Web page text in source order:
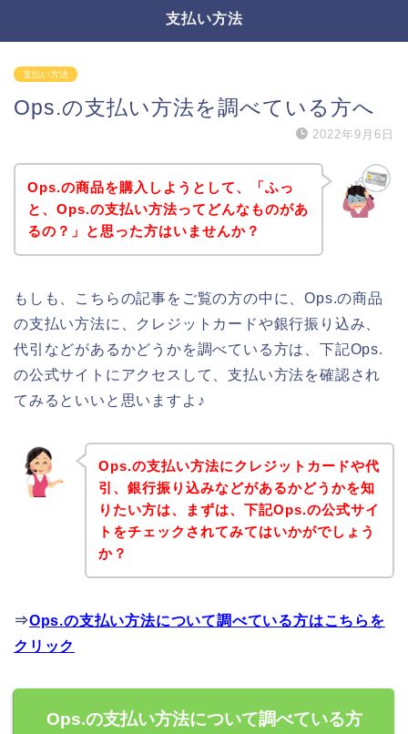
支払い方法
支払い方法
Ops.の支払い方法を調べている方へ
2022年9月6日
Ops.の商品を購入しようとして、「ふっ
と、Ops.の支払い方法ってどんなものがあ
るの？」と思った方はいませんか？
もしも、こちらの記事をご覧の方の中に、Ops.の商品
の支払い方法に、クレジットカードや銀行振り込み、
代引などがあるかどうかを調べている方は、下記Ops.
の公式サイトにアクセスして、支払い方法を確認され
てみるといいと思いますよ♪
Ops.の支払い方法にクレジットカードや代
引、銀行振り込みなどがあるかどうかを知
りたい方は、まずは、下記Ops.の公式サイ
トをチェックされてみてはいかがでしょう
か？
⇒Ops.の支払い方法について調べている方はこちらを
クリック
Ops.の支払い方法について調べている方